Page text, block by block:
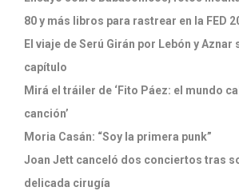
80 y más libros para rastrear en la FED
El viaje de Serú Girán por Lebón y Aznar
capítulo
Mirá el tráiler de ‘Fito Páez: el mundo
canción’
Moria Casán: “Soy la primera punk”
Joan Jett canceló dos conciertos tras
delicada cirugía